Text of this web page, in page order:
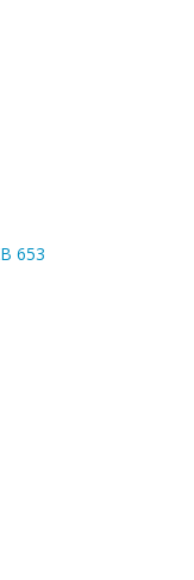
653